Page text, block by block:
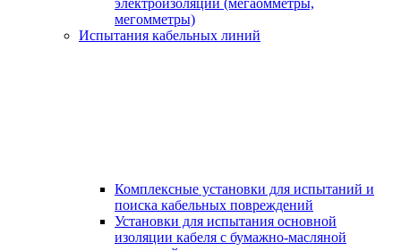
электроизоляции (мегаомметры,
мегомметры)
Испытания кабельных линий
Комплексные установки для испытаний и
поиска кабельных повреждений
Установки для испытания основной
изоляции кабеля с бумажно-масляной